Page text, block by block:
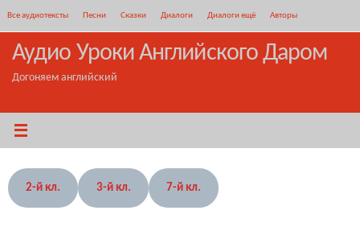
содержимому
Все аудиотексты Песни Сказки Диалоги Диалоги ещё Авторы
Аудио Уроки Английского Даром
Догоняем английский
2-й кл. 3-й кл. 7-й кл.